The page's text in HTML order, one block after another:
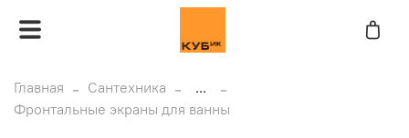
Главная Сантехника
...
Фронтальные экраны для ванны